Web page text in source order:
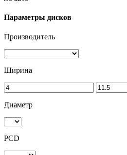
Параметры дисков
Производитель
Ширина
Диаметр
PCD